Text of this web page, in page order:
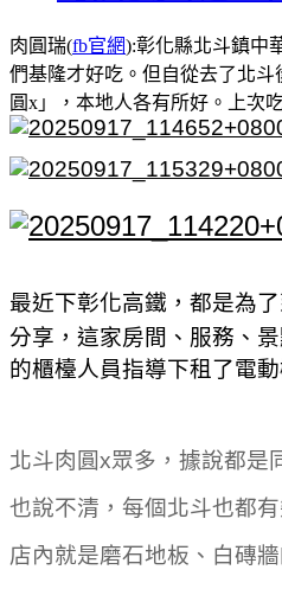
肉圓瑞(fb官網):彰化縣北斗鎮中
們基隆才好吃。但自從去了北
圓x」，本地人各有所好。上次
最近下彰化高鐵，都是為
分享，這家房間、服務、
的櫃檯人員指導下租了電
北斗肉圓x眾多，據說都是
也說不清，每個北斗也都
店內就是磨石地板、白磚